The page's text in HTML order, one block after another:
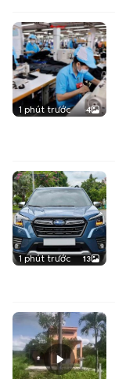
1 phút trước 4
1 phút trước 13